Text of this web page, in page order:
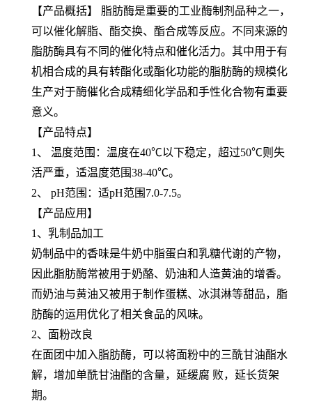
【产品概括】 脂肪酶是重要的工业酶制剂品种之一，
可以催化解脂、酯交换、酯合成等反应。不同来源的
脂肪酶具有不同的催化特点和催化活力。其中用于有
机相合成的具有转酯化或酯化功能的脂肪酶的规模化
生产对于酶催化合成精细化学品和手性化合物有重要
意义。
【产品特点】
1、 温度范围：温度在40℃以下稳定，超过50℃则失
活严重，适温度范围38-40℃。
2、 pH范围：适pH范围7.0-7.5。
【产品应用】
1、乳制品加工
奶制品中的香味是牛奶中脂蛋白和乳糖代谢的产物，
因此脂肪酶常被用于奶酪、奶油和人造黄油的增香。
而奶油与黄油又被用于制作蛋糕、冰淇淋等甜品，脂
肪酶的运用优化了相关食品的风味。
2、面粉改良
在面团中加入脂肪酶，可以将面粉中的三酰甘油酯水
解，增加单酰甘油酯的含量，延缓腐 败，延长货架
期。